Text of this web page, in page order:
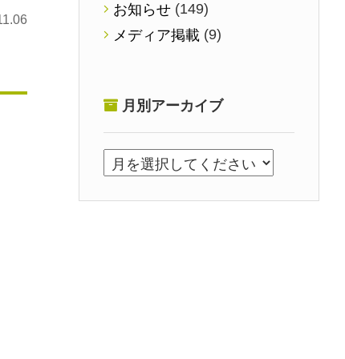
お知らせ (149)
メディア掲載 (9)
月別アーカイブ